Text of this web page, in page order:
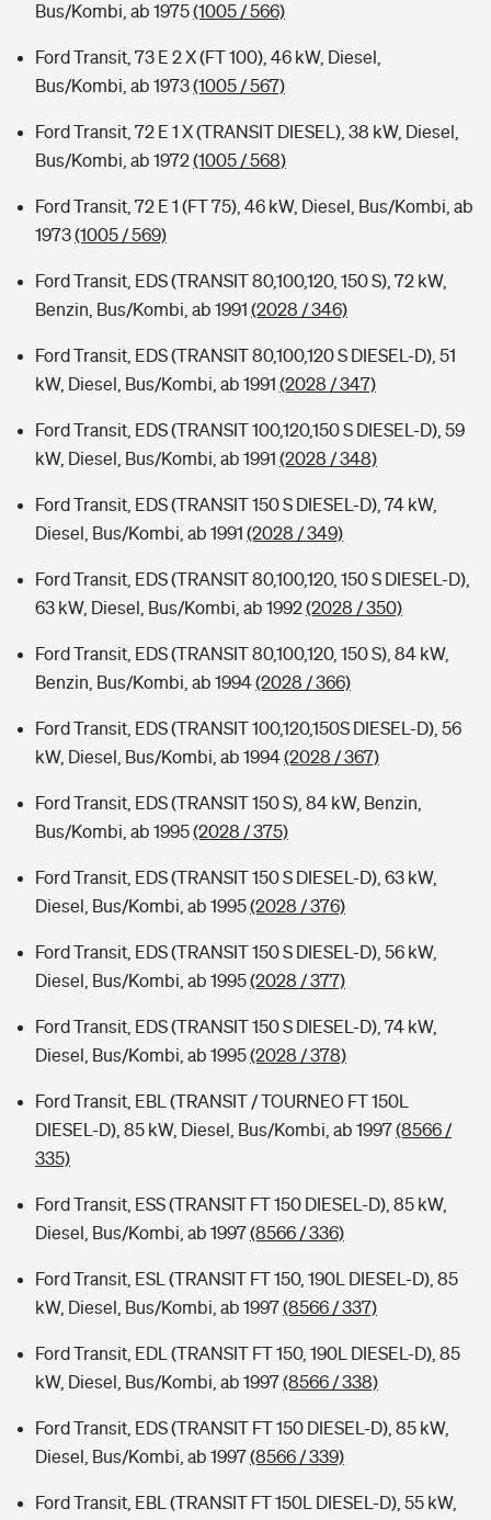
Bus/Kombi, ab 1975(1005 / 566)
Ford Transit, 73 E 2 X (FT 100), 46 kW, Diesel,
Bus/Kombi, ab 1973(1005 / 567)
Ford Transit, 72 E 1 X (TRANSIT DIESEL), 38 kW, Diesel,
Bus/Kombi, ab 1972(1005 / 568)
Ford Transit, 72 E 1 (FT 75), 46 kW, Diesel, Bus/Kombi, ab
1973(1005 / 569)
Ford Transit, EDS (TRANSIT 80,100,120, 150 S), 72 kW,
Benzin, Bus/Kombi, ab 1991 (2028 / 346)
Ford Transit, EDS (TRANSIT 80,100,120 S DIESEL-D), 51
kW, Diesel, Bus/Kombi, ab 1991 (2028 / 347)
Ford Transit, EDS (TRANSIT 100,120,150 S DIESEL-D), 59
kW, Diesel, Bus/Kombi, ab 1991 (2028 / 348)
Ford Transit, EDS (TRANSIT 150 S DIESEL-D), 74 kW,
Diesel, Bus/Kombi, ab 1991 (2028 / 349)
Ford Transit, EDS (TRANSIT 80,100,120, 150 S DIESEL-D),
63 kW, Diesel, Bus/Kombi, ab 1992(2028 / 350)
Ford Transit, EDS (TRANSIT 80,100,120, 150 S), 84 kW,
Benzin, Bus/Kombi, ab 1994(2028 / 366)
Ford Transit, EDS (TRANSIT 100,120,150S DIESEL-D), 56
kW, Diesel, Bus/Kombi, ab 1994(2028 / 367)
Ford Transit, EDS (TRANSIT 150 S), 84 kW, Benzin,
Bus/Kombi, ab 1995(2028 / 375)
Ford Transit, EDS (TRANSIT 150 S DIESEL-D), 63 kW,
Diesel, Bus/Kombi, ab 1995(2028 / 376)
Ford Transit, EDS (TRANSIT 150 S DIESEL-D), 56 kW,
Diesel, Bus/Kombi, ab 1995(2028 / 377)
Ford Transit, EDS (TRANSIT 150 S DIESEL-D), 74 kW,
Diesel, Bus/Kombi, ab 1995(2028 / 378)
Ford Transit, EBL (TRANSIT / TOURNEO FT 150L
DIESEL-D), 85 kW, Diesel, Bus/Kombi, ab 1997(8566 /
335)
Ford Transit, ESS (TRANSIT FT 150 DIESEL-D), 85 kW,
Diesel, Bus/Kombi, ab 1997(8566 / 336)
Ford Transit, ESL (TRANSIT FT 150, 190L DIESEL-D), 85
kW, Diesel, Bus/Kombi, ab 1997(8566 / 337)
Ford Transit, EDL (TRANSIT FT 150, 190L DIESEL-D), 85
kW, Diesel, Bus/Kombi, ab 1997(8566 / 338)
Ford Transit, EDS (TRANSIT FT 150 DIESEL-D), 85 kW,
Diesel, Bus/Kombi, ab 1997(8566 / 339)
Ford Transit, EBL (TRANSIT FT 150L DIESEL-D), 55 kW,